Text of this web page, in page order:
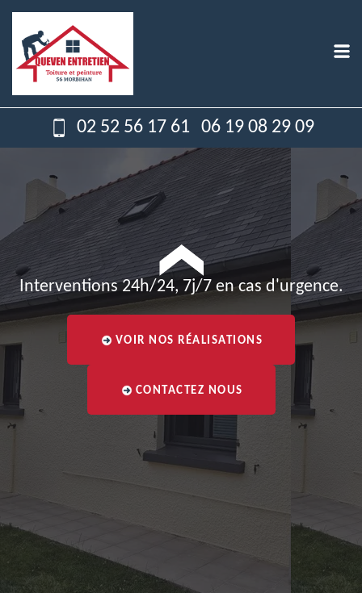
02 52 56 17 61 06 19 08 29 09
Interventions 24h/24, 7j/7 en cas d'urgence.
VOIR NOS RÉALISATIONS
CONTACTEZ NOUS